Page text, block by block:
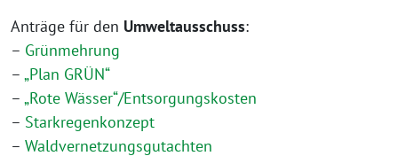
Anträge für den Umweltausschuss:
– Grünmehrung
– „Plan GRÜN“
– „Rote Wässer“/Entsorgungskosten
– Starkregenkonzept
– Waldvernetzungsgutachten